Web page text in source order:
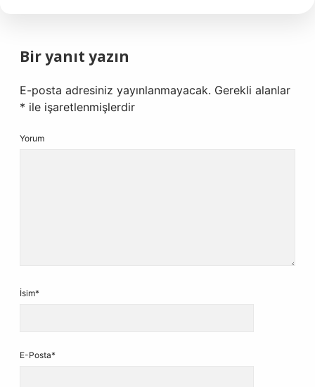
Bir yanıt yazın
E-posta adresiniz yayınlanmayacak. Gerekli alanlar
* ile işaretlenmişlerdir
Yorum
İsim*
E-Posta*